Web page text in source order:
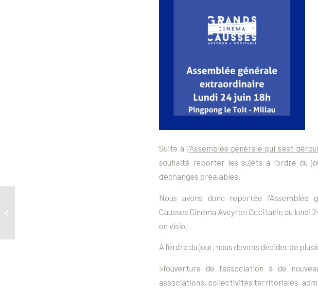
Suite à l‘Assemblée générale qui s’est
souhaité reporter les sujets à l’ordre du
d’échanges préalables.
Nous avons donc reportée l’Assemblée
Causses Cinéma Aveyron Occitanie au lundi
en visio.
A l’ordre du jour, nous devons décider de
>l’ouverture de l’association à de
associations, collectivités territoriales,